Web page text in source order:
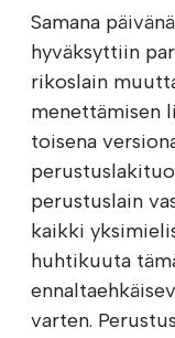
Samana
hyväksyttiin
rikoslain
menettämisen
toisena
perustuslain
kaikki
huhtikuuta
varten.